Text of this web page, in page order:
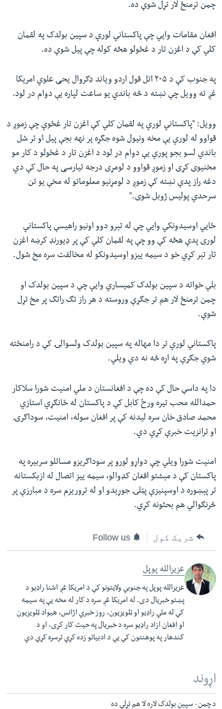
چمن ترمنځ لار تړل شوې ده.
افغان مقامات وايي چې پاکستاني لوري د سپین بولدک په لقمان
کلي کې د اغزن تار د غځولو هڅه کوله چې پیل شوې ده.
په جنوب کې د ۲۰۵ اتل قول اردو ویاند ډګروال یحی علوي امریکا
غږ ته وويل چې نښته د څه باندي یو ساعت لپاره يې دوام در لود.
وویل: "پاکستاني لوري په لقمان کلي کې اغزن تار غځوي چې زموږ د
قواوو له لوري يې مخه ونیول شوه جګړه پر نهه بجې پيل او تر شل
باندي لسو بجو پوري يې دوام در لود د اغزن تار د غځولو د کار مو
مخنیوی کړی او زموږ قواوو د لومړی درجه تیارسی په حال کې دي
دغه راز پدې نښته کې زموږ د لومړنیو معلوماتو له مخې یو تن
سرحدي پوليس ژوبل شوی."
ځايي اوسیدونکي وايي چې له تېرو دوو اونیو راهیسې پاکستاني
لوری پدې هڅه کې وو چې په لقمان کلي کې پر ډیورنډ کرښه اغزن
تار تېر کړي خو د سیمه ییزو اوسیدونکو له مخالفت سره مخ شول.
بلي خواته د سپین بولدک کميساري وايي چې د سپین بولدک او
چمن ترمنځ لار هم تر جګړې وروسته د هر راز تګ راتګ پر مخ تړل
شوې.
پاکستاني لوري تر دا مهاله په سپین بولدک ولسوالۍ کې د رامنځته
شوي جګړې په اړه څه نه دي ویلي.
دا په داسې حال کې ده چې د افغانستان د ملي امنیت شورا سلاکار
حمدالله محب تیره ورځ کابل کې د پاکستان له ځانګړي استازي
محمد صادق خان سره لیدنه کې پر افغان سوله، امنیت، سوداګرۍ
او ترانزیت خبرې کړي دي.
امنیت شورا ویلي چې دواړو لورو پر سوداګریزو مسائلو سربیره په
پاکستان کې د مېشتو افغان کډوالو، سیمه ییز اتصال له ازبکستانه
تر پېښوره د اوسپنیزې پټلۍ جوړېدو او له تروریزم سره د مبارزې پر
څرنګوالي هم بحثونه کړي.
شریک کول Follow us
عزیزالله پوپل
عزیزالله پوپل په جنوبي ولایتونو کې د امریکا غږ اشنا راډیو د
پښتو خبریال دی. له امریکا غږ سره د کار له مخه یې په سیمه
کې له ملي راډیو او ټلویزیون، روز خبري اژانس، هیواد ټلویزیون
او افغان ازاد راډیو سره د خبریال په حیث کار کړی، او د
کندهار په پوهنتون کې یې د ادبیاتو زده کړې ترسره کړې دي
اړوند
د چمن- سپین بولدک لاره لا هم تړلې ده